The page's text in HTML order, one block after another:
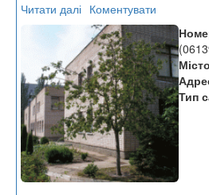
Читати далі про
Дошкільний
навчальний
заклад
(ясла-
садок)
"Золота
рибка"
№13
Коментувати
Місто
Тип